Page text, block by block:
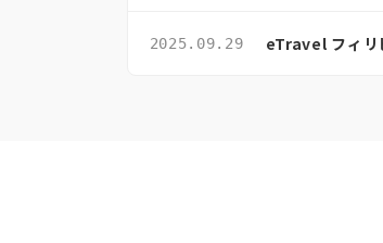
2025.09.29 eTravel フィリ